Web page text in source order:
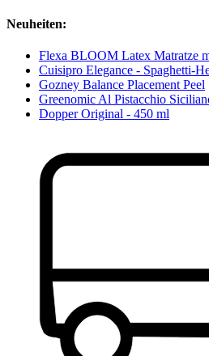
Neuheiten:
Flexa BLOOM Latex Matratze
Cuisipro Elegance - Spaghetti-
Gozney Balance Placement Peel
Greenomic Al Pistacchio
Dopper Original - 450 ml